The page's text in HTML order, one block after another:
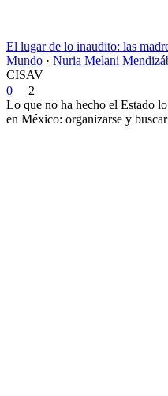
El lugar de lo inaudito: las
Mundo · Nuria Melani
CISAV
0
2
Lo que no ha hecho el Estado
en México: organizarse y